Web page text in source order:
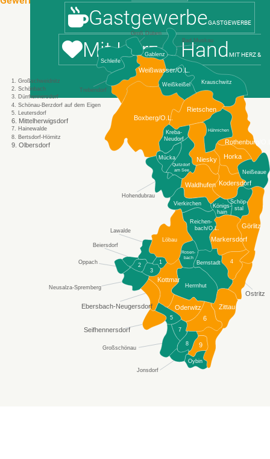
GastgewerbeGASTGEWERBE
Mit Herz & Hand MIT HERZ &
HAND
Bad Muskau
Bernstadt
Ebersbach-Neugersdorf
Görlitz
Herrnhut
Löbau
Neusalza-Spremberg
Niesky
Ostritz
Reichen-
bach/O.L.
Rothenburg/
Seifhennersdorf
Weißwasser/O.L.
Zittau
Beiersdorf
Boxberg/O.L.
Gablenz
Groß Düben
Großschönau
Hähnichen
Hohendubrau
Horka
Jonsdorf
Kodersdorf
Königs-
hain
Kottmar
Krauschwitz
Kreba-
Neudorf
Lawalde
Markersdorf
Mücka
Neißeaue
Oderwitz
Oppach
Oybin
Quitzdorf
am See
Rietschen
Rosen-
bach
Schleife
Schöp-
stal
Trebendorf
Vierkirchen
Waldhufen
Weißkeißel
1. Großschweidnitz
1
2. Schönbach
2
3. Dürrhennersdorf
3
4. Schönau-Berzdorf auf dem Eigen
4
5. Leutersdorf
5
6. Mittelherwigsdorf
6
7. Hainewalde
7
8. Bertsdorf-Hörnitz
8
9. Olbersdorf
9